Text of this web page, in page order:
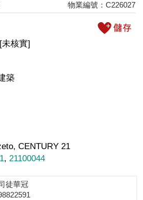
物業編號：C226027
核實]
築
CENTURY 21
, 21100044
徒華冠